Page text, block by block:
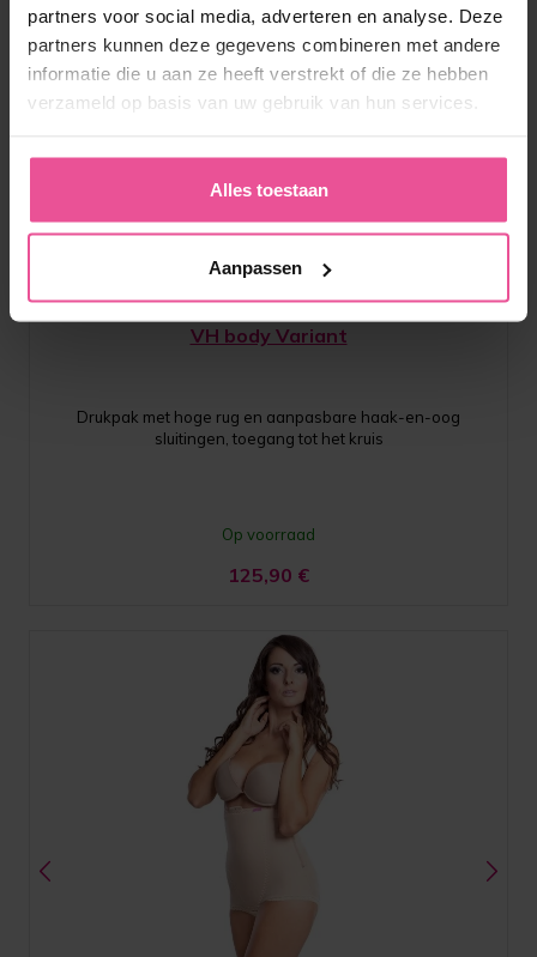
partners voor social media, adverteren en analyse. Deze
partners kunnen deze gegevens combineren met andere
informatie die u aan ze heeft verstrekt of die ze hebben
verzameld op basis van uw gebruik van hun services.
Alles toestaan
Aanpassen
VH body Variant
Drukpak met hoge rug en aanpasbare haak-en-oog
sluitingen, toegang tot het kruis
Op voorraad
125,90 €